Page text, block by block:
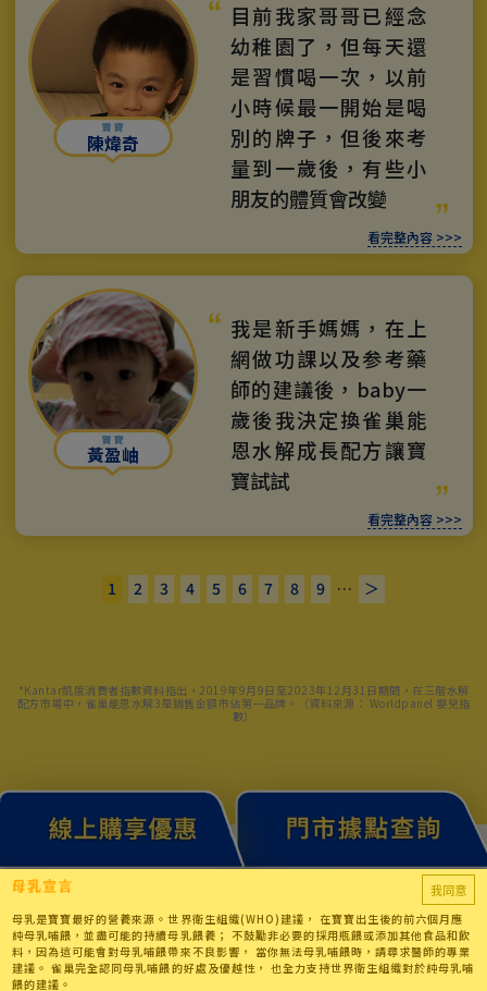
陳煒奇
目前我家哥哥已經念
幼稚園了，但每天還
是習慣喝一次，以前
小時候最一開始是喝
別的牌子，但後來考
量到一歲後，有些小
朋友的體質會改變
看完整內容 >>>
黃盈岫
我是新手媽媽，在上
網做功課以及参考藥
師的建議後，baby一
歲後我決定換雀巢能
恩水解成長配方讓寶
寶試試
看完整內容 >>>
1 2 3 4 5 6 7 8 9 … ＞
*Kantar凱度消費者指數資料指出，2019年9月9日至2023年12月31日期間，在三階水解
配方市場中，雀巢能恩水解3是銷售金額市佔第一品牌。（資料來源： Worldpanel 嬰兒指
數）
母乳是寶寶最好的營養來源。世界衛生組織(WHO)建議， 在寶寶出生後的前六個月應
純母乳哺餵，並盡可能的持續母乳餵養； 不鼓勵非必要的採用瓶餵或添加其他食品和飲
料，因為這可能會對母乳哺餵帶來不良影響， 當你無法母乳哺餵時，請尋求醫師的專業
建議。 雀巢完全認同母乳哺餵的好處及優越性， 也全力支持世界衛生組織對於純母乳哺
餵的建議。
我同意